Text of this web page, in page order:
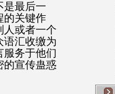
是最后一
的关键作
人或者一个
语汇收缴为
服务于他们
的宣传蛊惑